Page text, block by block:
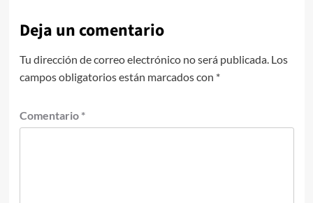
Deja un comentario
Tu dirección de correo electrónico no será publicada. Los
campos obligatorios están marcados con *
Comentario *